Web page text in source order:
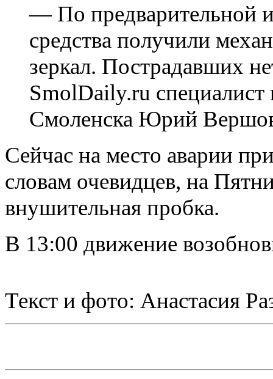
— По предварительной
средства получили
зеркал. Пострадавших
SmolDaily.ru
Смоленска Юрий
Сейчас на место аварии
словам очевидцев, на
внушительная пробка.
В 13:00 движение
Текст и фото: Анастасия